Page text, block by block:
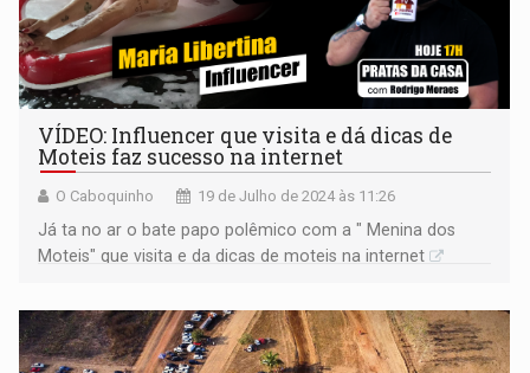
VÍDEO: Influencer que visita e dá dicas de
Moteis faz sucesso na internet
O Caboquinho 19 de Julho de 2024 às 11:26
Já ta no ar o bate papo polêmico com a " Menina dos
Moteis" que visita e da dicas de moteis na internet